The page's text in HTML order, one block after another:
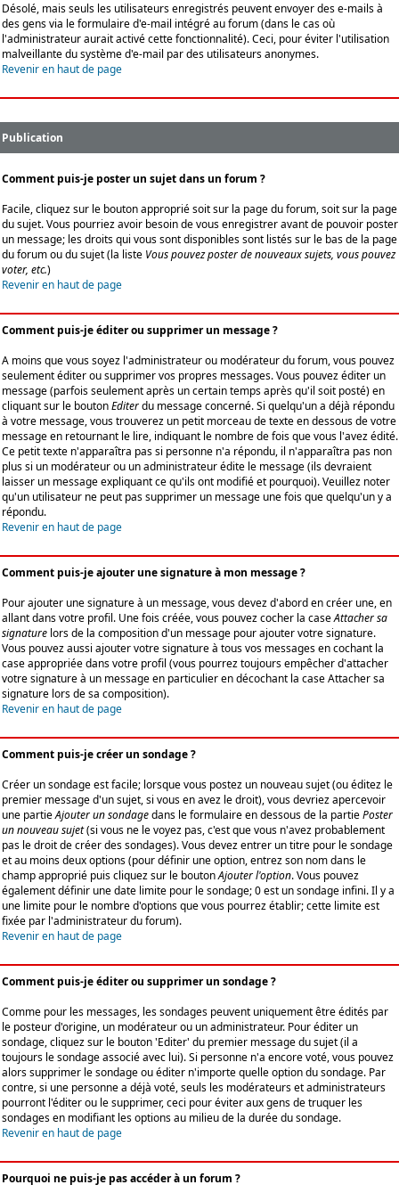
Désolé, mais seuls les utilisateurs enregistrés peuvent envoyer des e-mails à
des gens via le formulaire d'e-mail intégré au forum (dans le cas où
l'administrateur aurait activé cette fonctionnalité). Ceci, pour éviter l'utilisation
malveillante du système d'e-mail par des utilisateurs anonymes.
Revenir en haut de page
Publication
Comment puis-je poster un sujet dans un forum ?
Facile, cliquez sur le bouton approprié soit sur la page du forum, soit sur la page
du sujet. Vous pourriez avoir besoin de vous enregistrer avant de pouvoir poster
un message; les droits qui vous sont disponibles sont listés sur le bas de la page
du forum ou du sujet (la liste Vous pouvez poster de nouveaux sujets, vous pouvez
voter, etc.)
Revenir en haut de page
Comment puis-je éditer ou supprimer un message ?
A moins que vous soyez l'administrateur ou modérateur du forum, vous pouvez
seulement éditer ou supprimer vos propres messages. Vous pouvez éditer un
message (parfois seulement après un certain temps après qu'il soit posté) en
cliquant sur le boutonEditerdu message concerné. Si quelqu'un a déjà répondu
à votre message, vous trouverez un petit morceau de texte en dessous de votre
message en retournant le lire, indiquant le nombre de fois que vous l'avez édité.
Ce petit texte n'apparaîtra pas si personne n'a répondu, il n'apparaîtra pas non
plus si un modérateur ou un administrateur édite le message (ils devraient
laisser un message expliquant ce qu'ils ont modifié et pourquoi). Veuillez noter
qu'un utilisateur ne peut pas supprimer un message une fois que quelqu'un y a
répondu.
Revenir en haut de page
Comment puis-je ajouter une signature à mon message ?
Pour ajouter une signature à un message, vous devez d'abord en créer une, en
allant dans votre profil. Une fois créée, vous pouvez cocher la caseAttacher sa
signature lors de la composition d'un message pour ajouter votre signature.
Vous pouvez aussi ajouter votre signature à tous vos messages en cochant la
case appropriée dans votre profil (vous pourrez toujours empêcher d'attacher
votre signature à un message en particulier en décochant la case Attacher sa
signature lors de sa composition).
Revenir en haut de page
Comment puis-je créer un sondage ?
Créer un sondage est facile; lorsque vous postez un nouveau sujet (ou éditez le
premier message d'un sujet, si vous en avez le droit), vous devriez apercevoir
une partieAjouter un sondagedans le formulaire en dessous de la partiePoster
un nouveau sujet(si vous ne le voyez pas, c'est que vous n'avez probablement
pas le droit de créer des sondages). Vous devez entrer un titre pour le sondage
et au moins deux options (pour définir une option, entrez son nom dans le
champ approprié puis cliquez sur le boutonAjouter l'option. Vous pouvez
également définir une date limite pour le sondage; 0 est un sondage infini. Il y a
une limite pour le nombre d'options que vous pourrez établir; cette limite est
fixée par l'administrateur du forum).
Revenir en haut de page
Comment puis-je éditer ou supprimer un sondage ?
Comme pour les messages, les sondages peuvent uniquement être édités par
le posteur d'origine, un modérateur ou un administrateur. Pour éditer un
sondage, cliquez sur le bouton 'Editer' du premier message du sujet (il a
toujours le sondage associé avec lui). Si personne n'a encore voté, vous pouvez
alors supprimer le sondage ou éditer n'importe quelle option du sondage. Par
contre, si une personne a déjà voté, seuls les modérateurs et administrateurs
pourront l'éditer ou le supprimer, ceci pour éviter aux gens de truquer les
sondages en modifiant les options au milieu de la durée du sondage.
Revenir en haut de page
Pourquoi ne puis-je pas accéder à un forum ?